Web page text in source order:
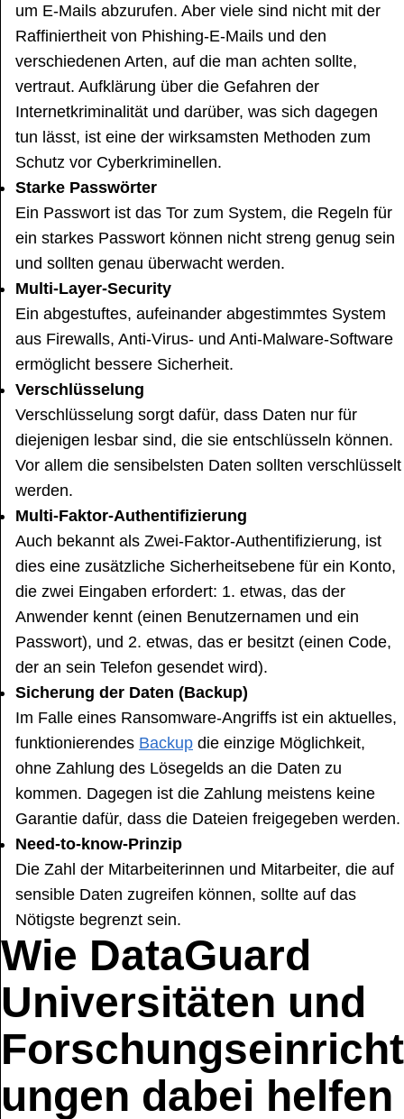
um E-Mails abzurufen. Aber viele sind nicht mit der
Raffiniertheit von Phishing-E-Mails und den
verschiedenen Arten, auf die man achten sollte,
vertraut. Aufklärung über die Gefahren der
Internetkriminalität und darüber, was sich dagegen
tun lässt, ist eine der wirksamsten Methoden zum
Schutz vor Cyberkriminellen.
Starke Passwörter
Ein Passwort ist das Tor zum System, die Regeln für
ein starkes Passwort können nicht streng genug sein
und sollten genau überwacht werden.
Multi-Layer-Security
Ein abgestuftes, aufeinander abgestimmtes System
aus Firewalls, Anti-Virus- und Anti-Malware-Software
ermöglicht bessere Sicherheit.
Verschlüsselung
Verschlüsselung sorgt dafür, dass Daten nur für
diejenigen lesbar sind, die sie entschlüsseln können.
Vor allem die sensibelsten Daten sollten verschlüsselt
werden.
Multi-Faktor-Authentifizierung
Auch bekannt als Zwei-Faktor-Authentifizierung, ist
dies eine zusätzliche Sicherheitsebene für ein Konto,
die zwei Eingaben erfordert: 1. etwas, das der
Anwender kennt (einen Benutzernamen und ein
Passwort), und 2. etwas, das er besitzt (einen Code,
der an sein Telefon gesendet wird).
Sicherung der Daten (Backup)
Im Falle eines Ransomware-Angriffs ist ein aktuelles,
funktionierendes Backup die einzige Möglichkeit,
ohne Zahlung des Lösegelds an die Daten zu
kommen. Dagegen ist die Zahlung meistens keine
Garantie dafür, dass die Dateien freigegeben werden.
Need-to-know-Prinzip
Die Zahl der Mitarbeiterinnen und Mitarbeiter, die auf
sensible Daten zugreifen können, sollte auf das
Nötigste begrenzt sein.
Wie DataGuard
Universitäten und
Forschungseinricht
ungen dabei helfen